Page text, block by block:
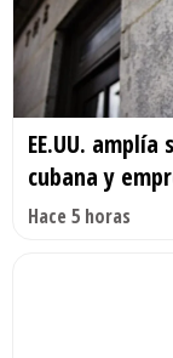
EE.UU.
cubana y
Hace 5 horas